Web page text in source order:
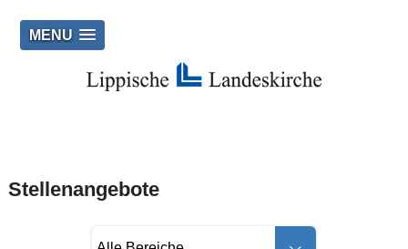
MENU
Stellenangebote